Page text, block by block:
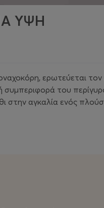
ΥΨΗ
ερωτεύεται
του
στην αγκαλία ενός